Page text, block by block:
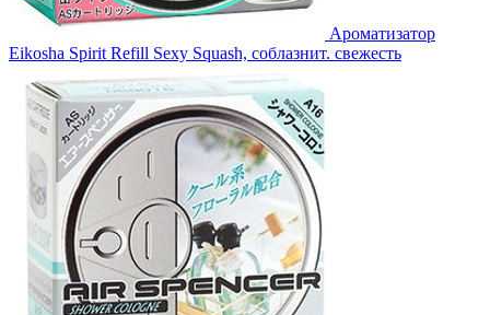
Ароматизатор
Eikosha Spirit Refill Sexy Squash, соблазнит. свежесть